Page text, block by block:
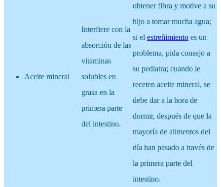
Aceite mineral
Interfiere con la
absorción de las
vitaminas
solubles en
grasa en la
primera parte
del intestino.
obtener fibra y motive a su
hijo a tomar mucha agua;
si el estreñimiento es un
problema, pida consejo a
su pediatra; cuando le
receten aceite mineral, se
debe dar a la hora de
dormir, después de que la
mayoría de alimentos del
día han pasado a través de
la primera parte del
intestino.